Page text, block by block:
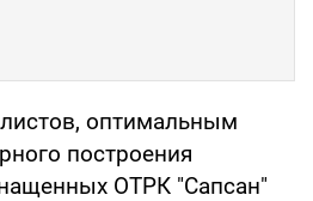
оптимальным
построения
ОТРК "Сапсан"